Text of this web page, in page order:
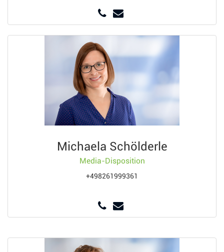
Michaela Schölderle
Media-Disposition
+498261999361